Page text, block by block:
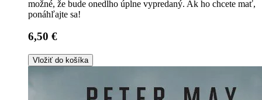
možné, že bude onedlho úplne vypredaný. Ak ho chcete mať,
ponáhľajte sa!
6,50 €
Vložiť do košíka